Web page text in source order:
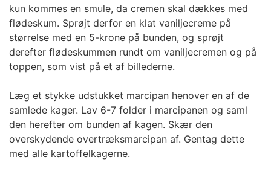
kun kommes en smule, da cremen skal dækkes med
flødeskum. Sprøjt derfor en klat vaniljecreme på
størrelse med en 5-krone på bunden, og sprøjt
derefter flødeskummen rundt om vaniljecremen og på
toppen, som vist på et af billederne.
Læg et stykke udstukket marcipan henover en af de
samlede kager. Lav 6-7 folder i marcipanen og saml
den herefter om bunden af kagen. Skær den
overskydende overtræksmarcipan af. Gentag dette
med alle kartoffelkagerne.